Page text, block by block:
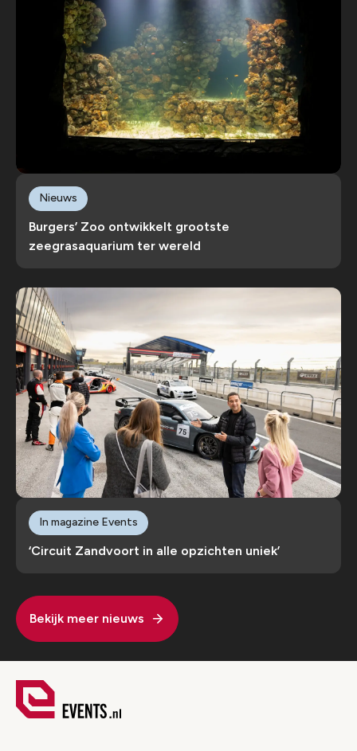
Burgers’ Zoo ontwikkelt grootste
zeegrasaquarium ter wereld
Nieuws
‘Circuit Zandvoort in alle opzichten uniek’
In magazine Events
Bekijk meer nieuws